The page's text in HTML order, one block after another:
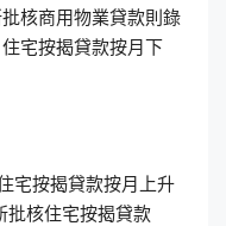
核商用物業貸款則錄
宅按揭貸款按月下
宅按揭貸款按月上升
批核住宅按揭貸款